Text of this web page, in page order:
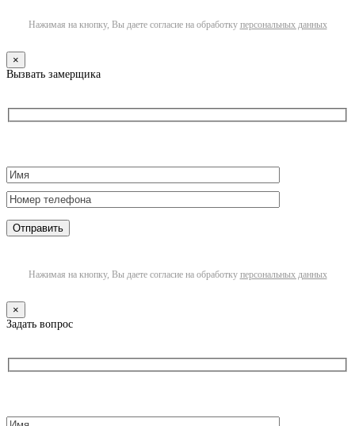
Нажимая на кнопку, Вы даете согласие на обработку персональных данных
×
Вызвать замерщика
Нажимая на кнопку, Вы даете согласие на обработку персональных данных
×
Задать вопрос